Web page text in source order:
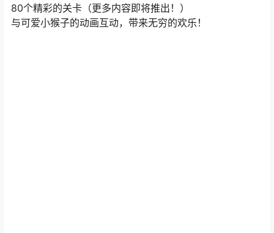
80个精彩的关卡（更多内容即将推出！）
与可爱小猴子的动画互动，带来无穷的欢乐！